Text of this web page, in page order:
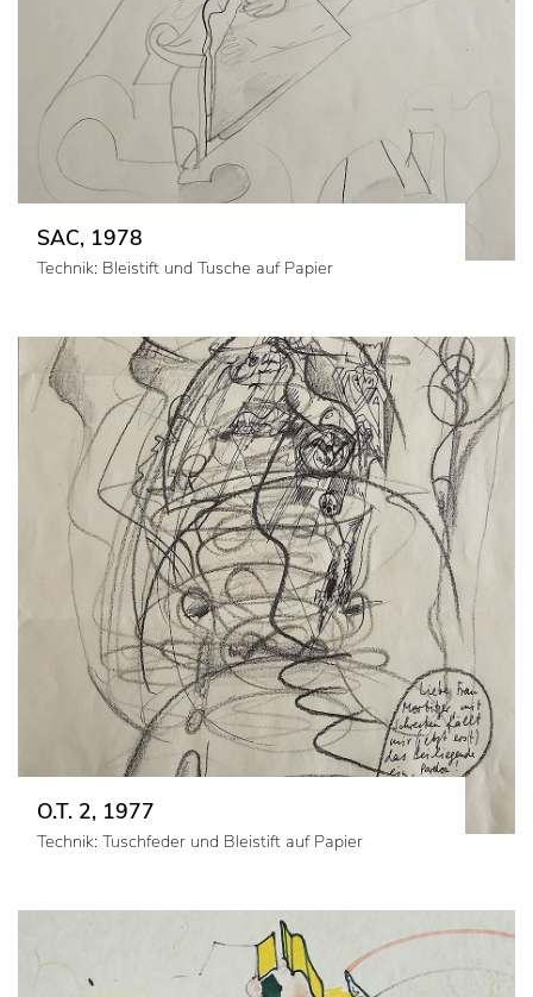
SAC, 1978
Technik: Bleistift und Tusche auf Papier
O.T. 2, 1977
Technik: Tuschfeder und Bleistift auf Papier